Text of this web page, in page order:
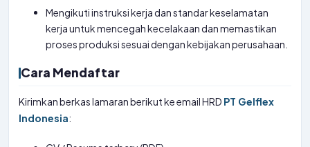
Mengikuti instruksi kerja dan standar keselamatan
kerja untuk mencegah kecelakaan dan memastikan
proses produksi sesuai dengan kebijakan perusahaan.
Cara Mendaftar
Kirimkan berkas lamaran berikut ke email HRD PT Gelflex
Indonesia: